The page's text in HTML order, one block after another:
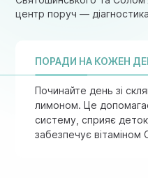
центр поруч —
ПОРАДИ НА КОЖЕН
Починайте день зі
лимоном. Це
систему, сприяє
забезпечує вітаміном